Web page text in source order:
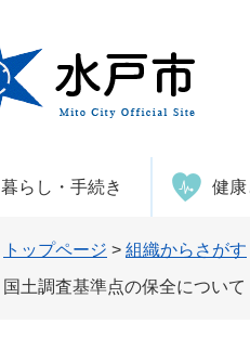
暮らし・手続き 健康
トップページ > 組織からさがす
国土調査基準点の保全について